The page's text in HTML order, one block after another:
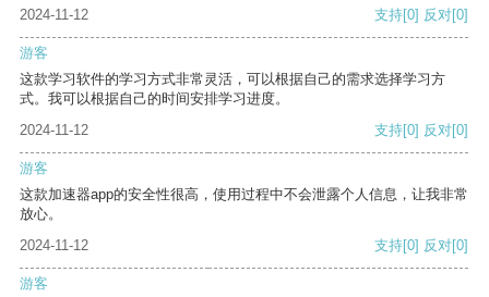
2024-11-12
支持[0] 反对[0]
游客
这款学习软件的学习方式非常灵活，可以根据自己的需求选择学习方
式。我可以根据自己的时间安排学习进度。
2024-11-12
支持[0] 反对[0]
游客
这款加速器app的安全性很高，使用过程中不会泄露个人信息，让我非常
放心。
2024-11-12
支持[0] 反对[0]
游客